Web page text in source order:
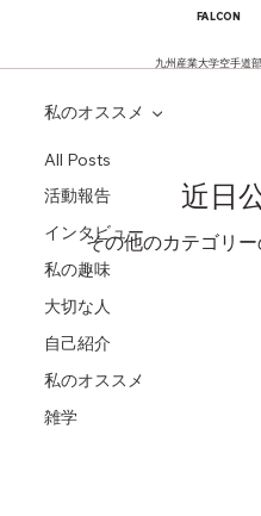
FALCON
九州産業大学空手道部
All Posts
活動報告
インタビュー
私の趣味
大切な人
自己紹介
私のオススメ
雑学
私のオススメ
近日
その他のカテゴリー